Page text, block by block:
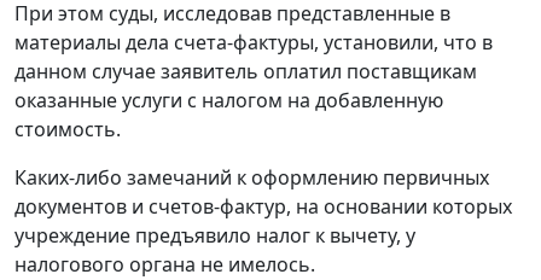
При этом суды, исследовав представленные в
материалы дела счета-фактуры, установили, что в
данном случае заявитель оплатил поставщикам
оказанные услуги с налогом на добавленную
стоимость.
Каких-либо замечаний к оформлению первичных
документов и счетов-фактур, на основании которых
учреждение предъявило налог к вычету, у
налогового органа не имелось.